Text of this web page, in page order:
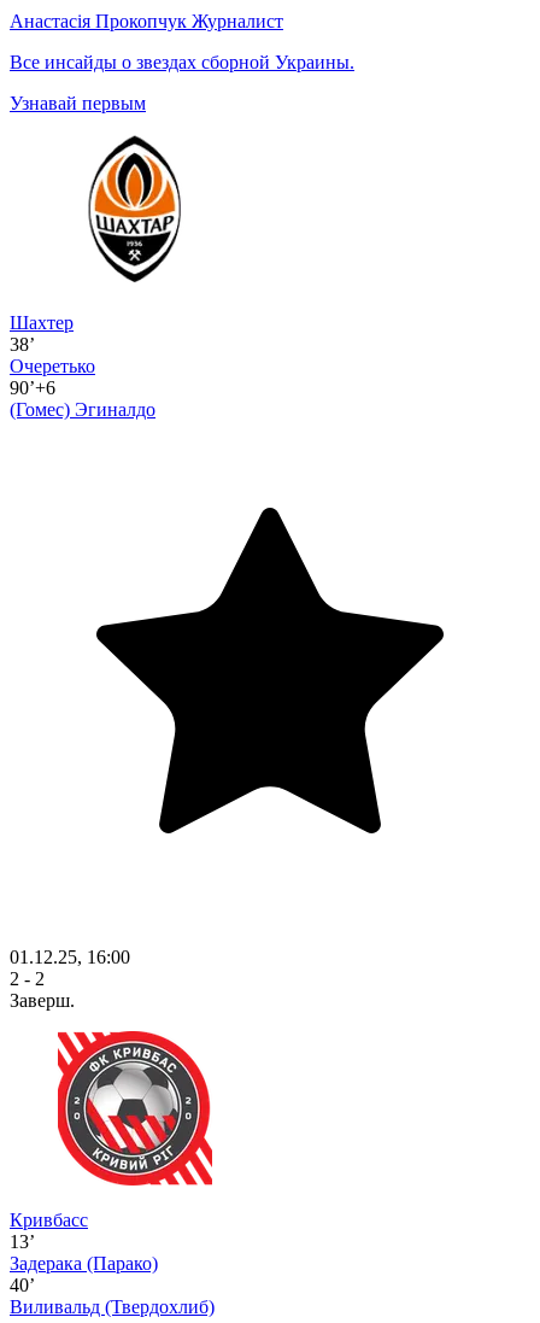
Анастасія Прокопчук Журналист
Все инсайды о звездах сборной Украины.
Узнавай первым
Шахтер
38’
Очеретько
90’+6
(Гомес) Эгиналдо
01.12.25, 16:00
2 - 2
Заверш.
Кривбасс
13’
Задерака (Парако)
40’
Виливальд (Твердохлиб)